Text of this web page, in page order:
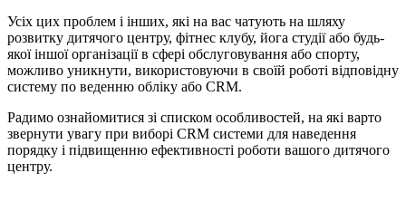
Усіх цих проблем і інших, які на вас чатують на шляху
розвитку дитячого центру, фітнес клубу, йога студії або будь-
якої іншої організації в сфері обслуговування або спорту,
можливо уникнути, використовуючи в своїй роботі відповідну
систему по веденню обліку або CRM.
Радимо ознайомитися зі списком особливостей, на які варто
звернути увагу при виборі CRM системи для наведення
порядку і підвищенню ефективності роботи вашого дитячого
центру.